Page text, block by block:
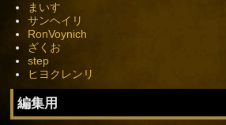
まいす
サンヘイリ
RonVoynich
ざくお
step
ヒヨクレンリ
編集用